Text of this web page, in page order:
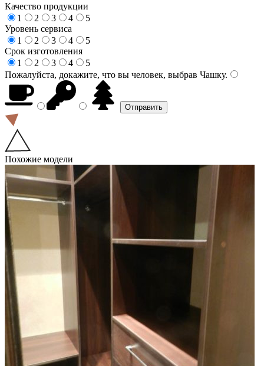
Качество продукции
1
2 3 4
5
Уровень сервиса
1
2 3 4
5
Срок изготовления
1
2 3 4
5
Пожалуйста, докажите, что вы человек, выбрав Чашку.
Похожие модели